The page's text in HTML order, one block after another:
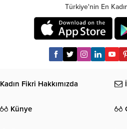
Türkiye'nin En
Kadın Fikri Hakkımızda
Künye